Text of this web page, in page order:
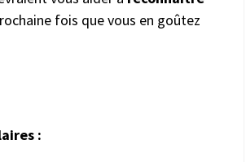
fois que vous en goûtez
: